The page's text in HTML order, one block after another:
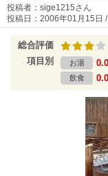
投稿者：sige1215さん
投稿日：2006年01月15
総合評価
項目別 お湯
飲食